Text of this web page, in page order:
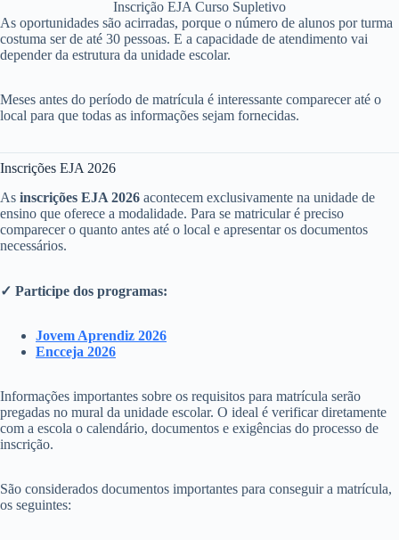
Inscrição EJA Curso Supletivo
As oportunidades são acirradas, porque o número de alunos por turma
costuma ser de até 30 pessoas. E a capacidade de atendimento vai
depender da estrutura da unidade escolar.
Meses antes do período de matrícula é interessante comparecer até o
local para que todas as informações sejam fornecidas.
Inscrições EJA 2026
As inscrições EJA 2026 acontecem exclusivamente na unidade de
ensino que oferece a modalidade. Para se matricular é preciso
comparecer o quanto antes até o local e apresentar os documentos
necessários.
✓ Participe dos programas:
Jovem Aprendiz 2026
Encceja 2026
Informações importantes sobre os requisitos para matrícula serão
pregadas no mural da unidade escolar. O ideal é verificar diretamente
com a escola o calendário, documentos e exigências do processo de
inscrição.
São considerados documentos importantes para conseguir a matrícula,
os seguintes: